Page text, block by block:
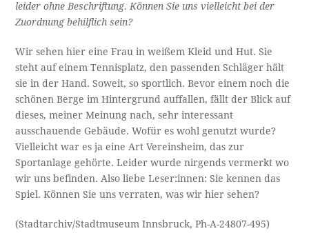
leider ohne Beschriftung. Können Sie uns vielleicht bei der
Zuordnung behilflich sein?
Wir sehen hier eine Frau in weißem Kleid und Hut. Sie
steht auf einem Tennisplatz, den passenden Schläger hält
sie in der Hand. Soweit, so sportlich. Bevor einem noch die
schönen Berge im Hintergrund auffallen, fällt der Blick auf
dieses, meiner Meinung nach, sehr interessant
ausschauende Gebäude. Wofür es wohl genutzt wurde?
Vielleicht war es ja eine Art Vereinsheim, das zur
Sportanlage gehörte. Leider wurde nirgends vermerkt wo
wir uns befinden. Also liebe Leser:innen: Sie kennen das
Spiel. Können Sie uns verraten, was wir hier sehen?
(Stadtarchiv/Stadtmuseum Innsbruck, Ph-A-24807-495)